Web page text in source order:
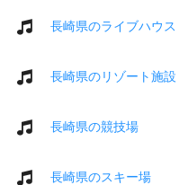
長崎県のライブハウス
長崎県のリゾート施設
長崎県の競技場
長崎県のスキー場